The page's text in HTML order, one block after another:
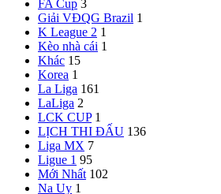
FA Cup 3
Giải VĐQG Brazil 1
K League 2 1
Kèo nhà cái 1
Khác 15
Korea 1
La Liga 161
LaLiga 2
LCK CUP 1
LỊCH THI ĐẤU 136
Liga MX 7
Ligue 1 95
Mới Nhất 102
Na Uy 1